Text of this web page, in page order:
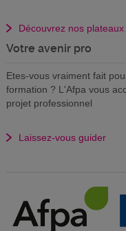
Découvrez nos
Votre avenir pro
Etes-vous vraiment fait
formation ? L'Afpa vous
projet professionnel
Laissez-vous guider